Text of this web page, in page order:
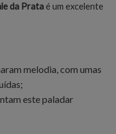
da Prata é um excelente
melodia, com umas
este paladar